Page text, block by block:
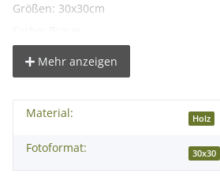
Größen: 30x30cm
Anzahl der Bilder: 1
Lieferumfang:
1x Bilderrahmen Nelson Braun 30x30cm
Mehr anzeigen
Material: Holz
Fotoformat: 30x30